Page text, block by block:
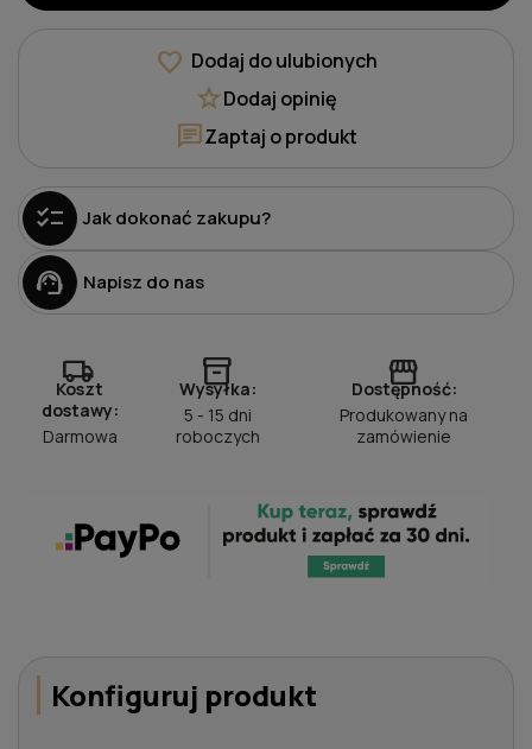
favorite Dodaj do ulubionych
starDodaj opinię
chatZaptaj o produkt
checklist Jak dokonać zakupu?
support_agent Napisz do nas
local_shipping
Koszt
dostawy:
Darmowa
inventory_2
Wysyłka:
5 - 15 dni
roboczych
storefront
Dostępność:
Produkowany na
zamówienie
Konfiguruj produkt